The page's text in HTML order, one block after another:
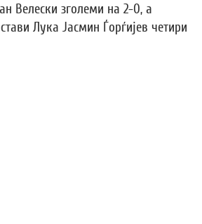
Велески зголеми на 2-0, а
Лука Јасмин Ѓорѓијев четири